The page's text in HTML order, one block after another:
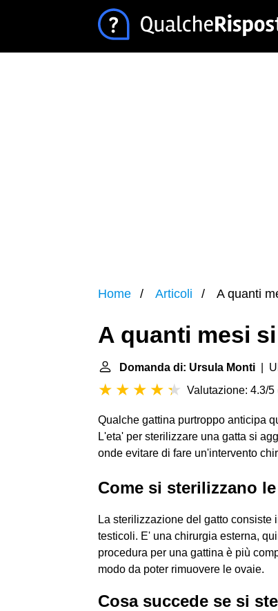
Home Articoli A quanti
A quanti mesi
Domanda di: Ursula Monti |
Valutazione: 4.3/5
Qualche gattina purtroppo anticipa
L'eta' per sterilizzare una gatta si
onde evitare di fare un'intervento
Come si sterilizzano
La sterilizzazione del gatto
testicoli. E' una chirurgia esterna,
procedura per una gattina è più
modo da poter rimuovere le ovaie.
Cosa succede se si